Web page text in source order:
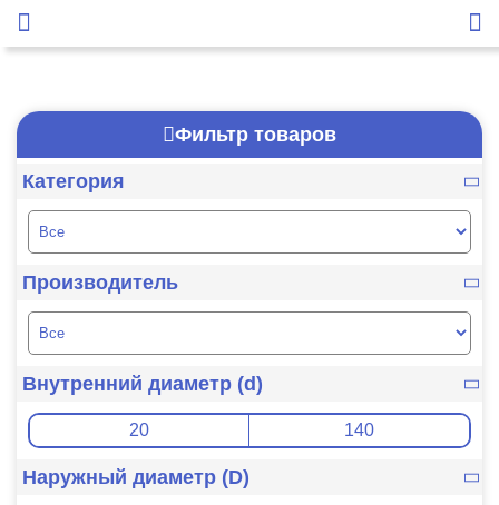
Фильтр товаров
Категория
Производитель
Внутренний диаметр (d)
Наружный диаметр (D)